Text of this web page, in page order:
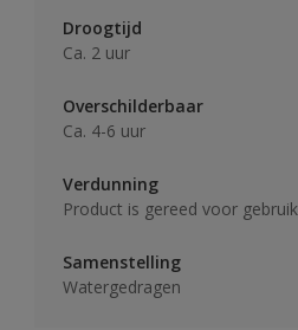
Droogtijd
Ca. 2 uur
Overschilderbaar
Ca. 4-6 uur
Verdunning
Product is gereed voor gebruik
Samenstelling
Watergedragen